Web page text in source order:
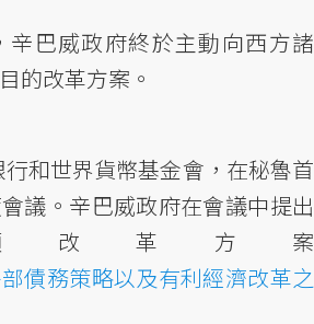
辛巴威政府終於主動向西方諸
的改革方案。
和世界貨幣基金會，在秘魯首
議。辛巴威政府在會議中提出
改革方案
債務策略以及有利經濟改革之